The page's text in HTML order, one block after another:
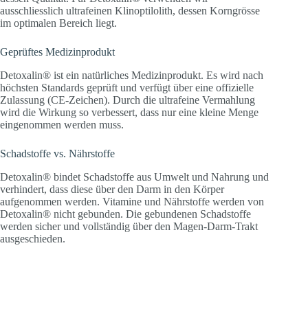
ausschliesslich ultrafeinen Klinoptilolith, dessen Korngrösse
im optimalen Bereich liegt.
Geprüftes Medizinprodukt
Detoxalin® ist ein natürliches Medizinprodukt. Es wird nach
höchsten Standards geprüft und verfügt über eine offizielle
Zulassung (CE-Zeichen). Durch die ultrafeine Vermahlung
wird die Wirkung so verbessert, dass nur eine kleine Menge
eingenommen werden muss.
Schadstoffe vs. Nährstoffe
Detoxalin® bindet Schadstoffe aus Umwelt und Nahrung und
verhindert, dass diese über den Darm in den Körper
aufgenommen werden. Vitamine und Nährstoffe werden von
Detoxalin® nicht gebunden. Die gebundenen Schadstoffe
werden sicher und vollständig über den Magen-Darm-Trakt
ausgeschieden.